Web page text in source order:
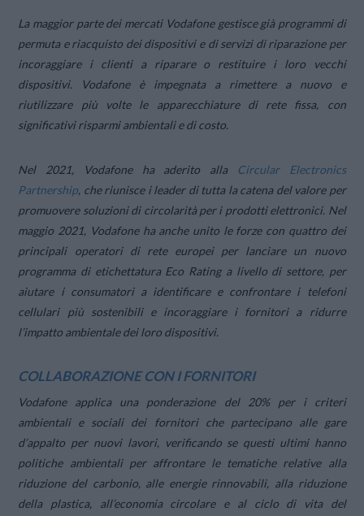
La maggior parte dei mercati Vodafone gestisce già programmi di
permuta e riacquisto dei dispositivi e di servizi di riparazione per
incoraggiare i clienti a riparare o restituire i loro vecchi
dispositivi. Vodafone è impegnata a rimettere a nuovo e
riutilizzare più volte le apparecchiature di rete fissa, con
significativi risparmi ambientali e di costo.
Nel 2021, Vodafone ha aderito alla
Circular Electronics
Partnership, che riunisce i leader di tutta la catena del valore per
promuovere soluzioni di circolarità per i prodotti elettronici. Nel
maggio 2021, Vodafone ha anche unito le forze con quattro dei
principali operatori di rete europei per lanciare un nuovo
programma di etichettatura Eco Rating a livello di settore, per
aiutare i consumatori a identificare e confrontare i telefoni
cellulari più sostenibili e incoraggiare i fornitori a ridurre
l’impatto ambientale dei loro dispositivi.
COLLABORAZIONE CON I FORNITORI
Vodafone applica una ponderazione del 20% per i criteri
ambientali e sociali dei fornitori che partecipano alle gare
d’appalto per nuovi lavori, verificando se questi ultimi hanno
politiche ambientali per affrontare le tematiche relative alla
riduzione del carbonio, alle energie rinnovabili, alla riduzione
della plastica, all’economia circolare e al ciclo di vita del